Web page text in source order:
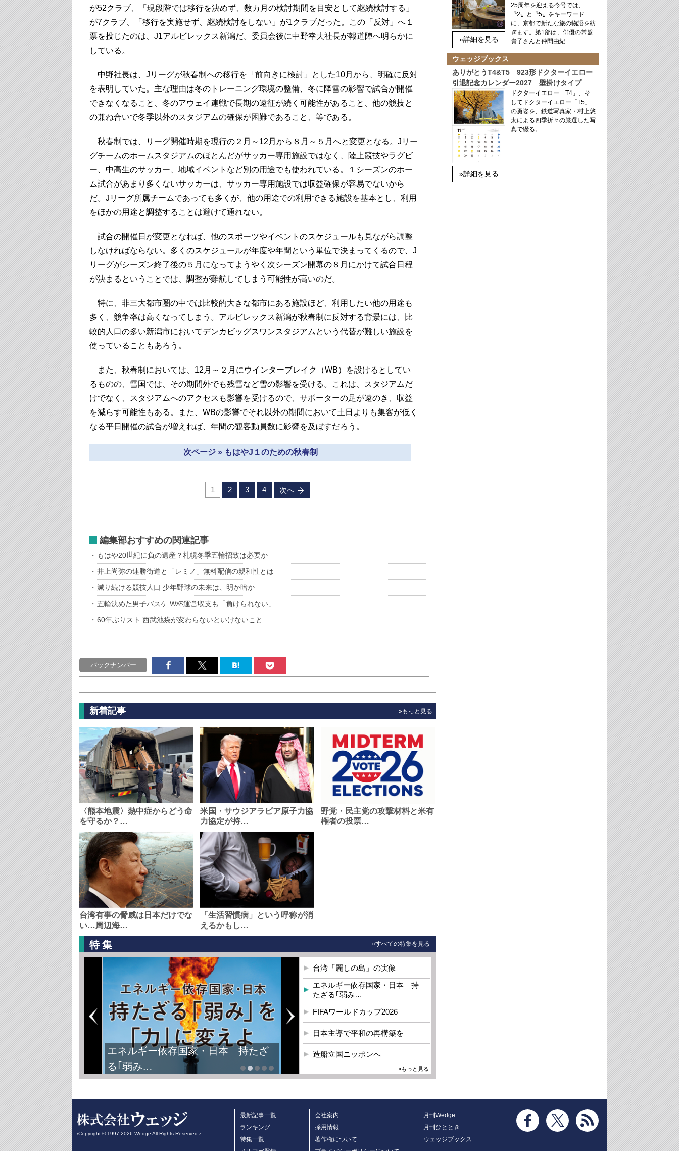
が52クラブ、「現段階では移行を決めず、数カ月の検討期間を目安として継続検討する」
が7クラブ、「移行を実施せず、継続検討をしない」が1クラブだった。この「反対」へ１
票を投じたのは、J1アルビレックス新潟だ。委員会後に中野幸夫社長が報道陣へ明らかに
している。
中野社長は、Jリーグが秋春制への移行を「前向きに検討」とした10月から、明確に反対
を表明していた。主な理由は冬のトレーニング環境の整備、冬に降雪の影響で試合が開催
できなくなること、冬のアウェイ連戦で長期の遠征が続く可能性があること、他の競技と
の兼ね合いで冬季以外のスタジアムの確保が困難であること、等である。
秋春制では、リーグ開催時期を現行の２月～12月から８月～５月へと変更となる。Jリー
グチームのホームスタジアムのほとんどがサッカー専用施設ではなく、陸上競技やラグビ
ー、中高生のサッカー、地域イベントなど別の用途でも使われている。１シーズンのホー
ム試合があまり多くないサッカーは、サッカー専用施設では収益確保が容易でないから
だ。Jリーグ所属チームであっても多くが、他の用途での利用できる施設を基本とし、利用
をほかの用途と調整することは避けて通れない。
試合の開催日が変更となれば、他のスポーツやイベントのスケジュールも見ながら調整
しなければならない。多くのスケジュールが年度や年間という単位で決まってくるので、J
リーグがシーズン終了後の５月になってようやく次シーズン開幕の８月にかけて試合日程
が決まるということでは、調整が難航してしまう可能性が高いのだ。
特に、非三大都市圏の中では比較的大きな都市にある施設ほど、利用したい他の用途も
多く、競争率は高くなってしまう。アルビレックス新潟が秋春制に反対する背景には、比
較的人口の多い新潟市においてデンカビッグスワンスタジアムという代替が難しい施設を
使っていることもあろう。
また、秋春制においては、12月～２月にウインターブレイク（WB）を設けるとしてい
るものの、雪国では、その期間外でも残雪など雪の影響を受ける。これは、スタジアムだ
けでなく、スタジアムへのアクセスも影響を受けるので、サポーターの足が遠のき、収益
を減らす可能性もある。また、WBの影響でそれ以外の期間において土日よりも集客が低く
なる平日開催の試合が増えれば、年間の観客動員数に影響を及ぼすだろう。
次ページ » もはやJ１のための秋春制
1 2 3 4 次へ
編集部おすすめの関連記事
もはや20世紀に負の遺産？札幌冬季五輪招致は必要か
井上尚弥の連勝街道と「レミノ」無料配信の親和性とは
減り続ける競技人口 少年野球の未来は、明か暗か
五輪決めた男子バスケ W杯運営収支も「負けられない」
60年ぶりスト 西武池袋が変わらないといけないこと
バックナンバー
新着記事 »もっと見る
〈熊本地震〉熱中症からどう命
を守るか？…
米国・サウジアラビア原子力協
力協定が持…
野党・民主党の攻撃材料と米有
権者の投票…
台湾有事の脅威は日本だけでな
い…周辺海…
「生活習慣病」という呼称が消
えるかもし…
特集 »すべての特集を見る
エネルギー依存国家・日本 持たざ
る｢弱み…
台湾「麗しの島」の実像
エネルギー依存国家・日本 持
たざる｢弱み…
FIFAワールドカップ2026
日本主導で平和の再構築を
造船立国ニッポンへ
»もっと見る
»詳細を見る
25周年を迎える今号では、
〝2〟と〝5〟をキーワード
に、京都で新たな旅の物語を紡
ぎます。第1部は、俳優の常盤
貴子さんと仲間由紀…
ウェッジブックス
ありがとうT4&T5 923形ドクターイエロー
引退記念カレンダー2027 壁掛けタイプ
»詳細を見る
ドクターイエロー「T4」、そ
してドクターイエロー「T5」
の勇姿を、鉄道写真家・村上悠
太による四季折々の厳選した写
真で綴る。
‹Copyright © 1997-2026 Wedge All Rights Reserved.›
最新記事一覧
ランキング
特集一覧
会社案内
採用情報
著作権について
月刊Wedge
月刊ひととき
ウェッジブックス